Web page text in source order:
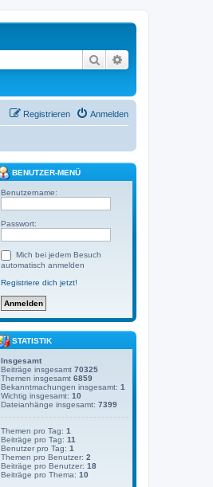
Suche
Anmelden
Registrieren
BENUTZER-MENÜ
Benutzername:
Passwort:
Mich bei jedem Besuch
automatisch anmelden
Registriere dich jetzt!
STATISTIK
Insgesamt
Beiträge insgesamt 70325
Themen insgesamt 6859
Bekanntmachungen insgesamt: 1
Wichtig insgesamt: 10
Dateianhänge insgesamt: 7399
Themen pro Tag: 1
Beiträge pro Tag: 11
Benutzer pro Tag: 1
Themen pro Benutzer: 2
Beiträge pro Benutzer: 18
Beiträge pro Thema: 10